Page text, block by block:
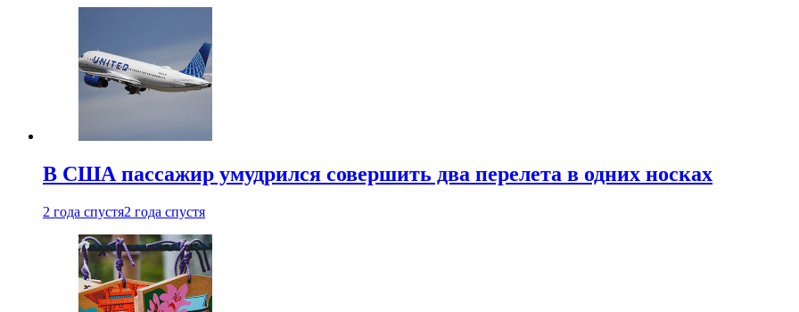
В США пассажир умудрился совершить два перелета в одних носках
2 года спустя2 года спустя